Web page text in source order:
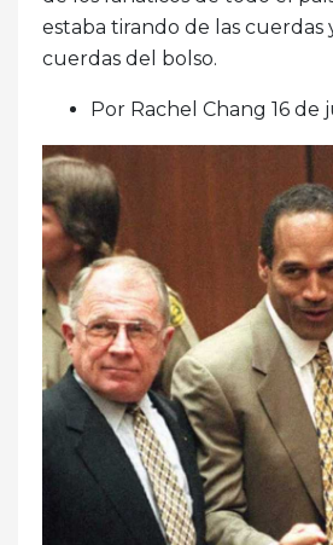
estaba tirando de las
cuerdas del bolso.
Por Rachel Chang 16 de